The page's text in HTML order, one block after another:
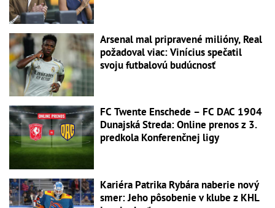
Arsenal mal pripravené milióny, Real
požadoval viac: Vinícius spečatil
svoju futbalovú budúcnosť
FC Twente Enschede – FC DAC 1904
Dunajská Streda: Online prenos z 3.
predkola Konferenčnej ligy
Kariéra Patrika Rybára naberie nový
smer: Jeho pôsobenie v klube z KHL